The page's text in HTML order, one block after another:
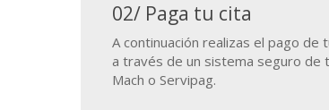
02/ Paga tu cita
A continuación realizas el pago
a través de un sistema seguro de
Mach o Servipag.